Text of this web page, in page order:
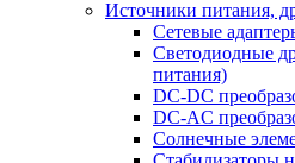
Источники питания,
Сетевые
Светодиодные
питания)
DC-DC
DC-AC
Солнечные